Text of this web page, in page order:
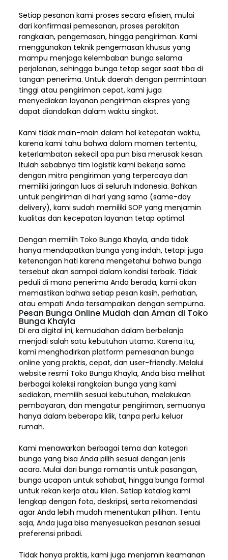
Setiap pesanan kami proses secara efisien, mulai
dari konfirmasi pemesanan, proses perakitan
rangkaian, pengemasan, hingga pengiriman. Kami
menggunakan teknik pengemasan khusus yang
mampu menjaga kelembaban bunga selama
perjalanan, sehingga bunga tetap segar saat tiba di
tangan penerima. Untuk daerah dengan permintaan
tinggi atau pengiriman cepat, kami juga
menyediakan layanan pengiriman ekspres yang
dapat diandalkan dalam waktu singkat.
Kami tidak main-main dalam hal ketepatan waktu,
karena kami tahu bahwa dalam momen tertentu,
keterlambatan sekecil apa pun bisa merusak kesan.
Itulah sebabnya tim logistik kami bekerja sama
dengan mitra pengiriman yang terpercaya dan
memiliki jaringan luas di seluruh Indonesia. Bahkan
untuk pengiriman di hari yang sama (same-day
delivery), kami sudah memiliki SOP yang menjamin
kualitas dan kecepatan layanan tetap optimal.
Dengan memilih Toko Bunga Khayla, anda tidak
hanya mendapatkan bunga yang indah, tetapi juga
ketenangan hati karena mengetahui bahwa bunga
tersebut akan sampai dalam kondisi terbaik. Tidak
peduli di mana penerima Anda berada, kami akan
memastikan bahwa setiap pesan kasih, perhatian,
atau empati Anda tersampaikan dengan sempurna.
Pesan Bunga Online Mudah dan Aman di Toko
Bunga Khayla
Di era digital ini, kemudahan dalam berbelanja
menjadi salah satu kebutuhan utama. Karena itu,
kami menghadirkan platform pemesanan bunga
online yang praktis, cepat, dan user-friendly. Melalui
website resmi Toko Bunga Khayla, Anda bisa melihat
berbagai koleksi rangkaian bunga yang kami
sediakan, memilih sesuai kebutuhan, melakukan
pembayaran, dan mengatur pengiriman,semuanya
hanya dalam beberapa klik, tanpa perlu keluar
rumah.
Kami menawarkan berbagai tema dan kategori
bunga yang bisa Anda pilih sesuai dengan jenis
acara. Mulai dari bunga romantis untuk pasangan,
bunga ucapan untuk sahabat, hingga bunga formal
untuk rekan kerja atau klien. Setiap katalog kami
lengkap dengan foto, deskripsi, serta rekomendasi
agar Anda lebih mudah menentukan pilihan. Tentu
saja, Anda juga bisa menyesuaikan pesanan sesuai
preferensi pribadi.
Tidak hanya praktis, kami juga menjamin keamanan